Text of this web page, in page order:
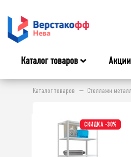
Каталог товаров Акции
Каталог товаров Стеллажи
СКИДКА -30%